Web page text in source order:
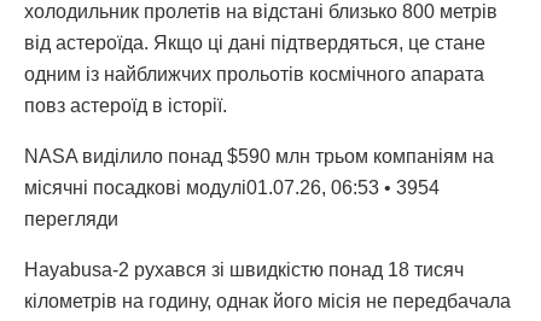
холодильник пролетів на відстані близько 800 метрів
від астероїда. Якщо ці дані підтвердяться, це стане
одним із найближчих прольотів космічного апарата
повз астероїд в історії.
NASA виділило понад $590 млн трьом компаніям на
місячні посадкові модулі01.07.26, 06:53 • 3954
перегляди
Hayabusa-2 рухався зі швидкістю понад 18 тисяч
кілометрів на годину, однак його місія не передбачала